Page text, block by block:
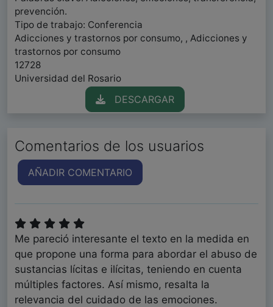
prevención.
Tipo de trabajo: Conferencia
Adicciones y trastornos por consumo, , Adicciones y
trastornos por consumo
12728
Universidad del Rosario
DESCARGAR
Comentarios de los usuarios
AÑADIR COMENTARIO
Me pareció interesante el texto en la medida en
que propone una forma para abordar el abuso de
sustancias lícitas e ilícitas, teniendo en cuenta
múltiples factores. Así mismo, resalta la
relevancia del cuidado de las emociones.